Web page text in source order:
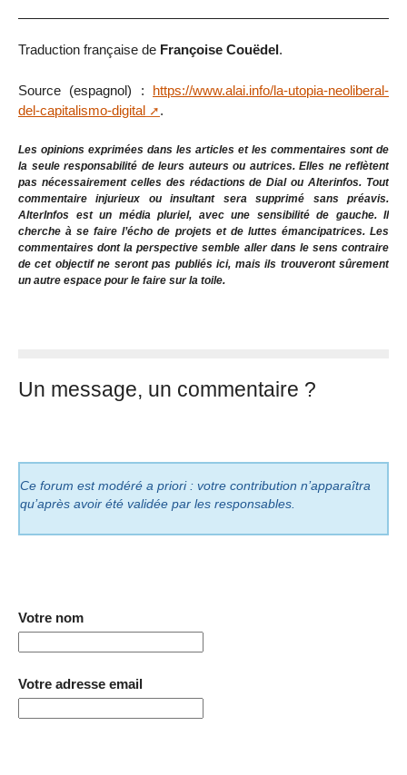
Traduction française de Françoise Couëdel.
Source (espagnol) : https://www.alai.info/la-utopia-neoliberal-
del-capitalismo-digital
.
Les opinions exprimées dans les articles et les commentaires sont de
la seule responsabilité de leurs auteurs ou autrices. Elles ne reflètent
pas nécessairement celles des rédactions de Dial ou Alterinfos. Tout
commentaire injurieux ou insultant sera supprimé sans préavis.
AlterInfos est un média pluriel, avec une sensibilité de gauche. Il
cherche à se faire l’écho de projets et de luttes émancipatrices. Les
commentaires dont la perspective semble aller dans le sens contraire
de cet objectif ne seront pas publiés ici, mais ils trouveront sûrement
un autre espace pour le faire sur la toile.
Un message, un commentaire ?
Ce forum est modéré a priori : votre contribution n’apparaîtra
qu’après avoir été validée par les responsables.
Votre nom
Votre adresse email